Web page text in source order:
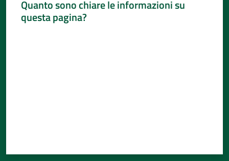
Quanto sono chiare le informazioni su
questa pagina?